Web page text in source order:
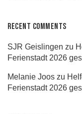
Recent Comments
SJR Geislingen zu
Ferienstadt 2026
Melanie Joos zu
Ferienstadt 2026